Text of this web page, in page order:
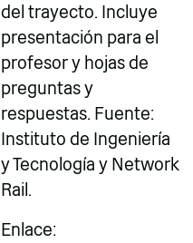
del trayecto. Incluye
presentación para el
profesor y hojas de
preguntas y
respuestas. Fuente:
Instituto de Ingeniería
y Tecnología y Network
Rail.
Enlace: